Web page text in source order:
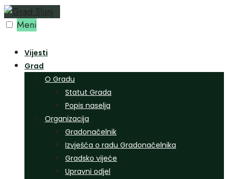
Preskoči
na Meni
Vijesti
Grad
O Gradu
Statut Grada
Popis naselja
Organizacija
Gradonačelnik
Izvješća o radu Gradonačelnika
Gradsko vijeće
Upravni odjel